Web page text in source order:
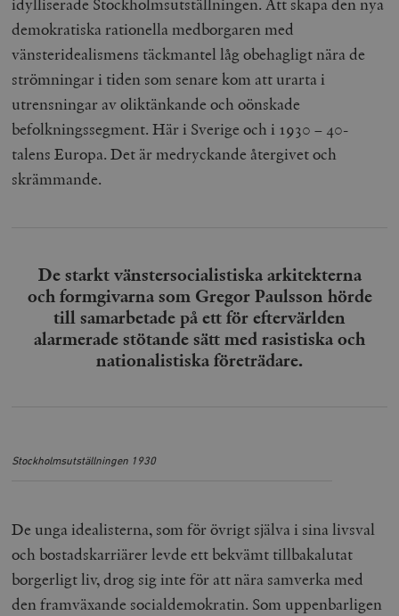
demokratiska rationella medborgaren med
vänsteridealismens täckmantel låg obehagligt nära de
strömningar i tiden som senare kom att urarta i
utrensningar av oliktänkande och oönskade
befolkningssegment. Här i Sverige och i 1930 – 40-
talensEuropa. Det är medryckande återgivet och
skrämmande.
De starkt vänstersocialistiska arkitekterna
och formgivarna som Gregor Paulsson hörde
till samarbetade på ett för eftervärlden
alarmerade stötande sätt med rasistiska och
nationalistiska företrädare.
Stockholmsutställningen 1930
De unga idealisterna, som för övrigt själva i sina livsval
och bostadskarriärer levde ett bekvämt tillbakalutat
borgerligt liv, drog sig inte för att nära samverka med
den framväxande socialdemokratin. Som uppenbarligen